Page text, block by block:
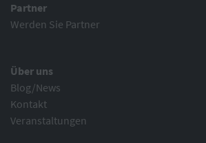
Partner
Werden Sie Partner
Über uns
Blog/News
Kontakt
Veranstaltungen